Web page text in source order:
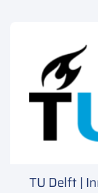
TU Delft |